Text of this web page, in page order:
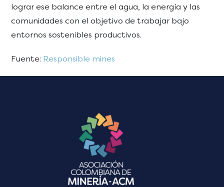
lograr ese balance entre el agua, la energía y las
comunidades con el objetivo de trabajar bajo
entornos sostenibles productivos.
Fuente: Responsible mines